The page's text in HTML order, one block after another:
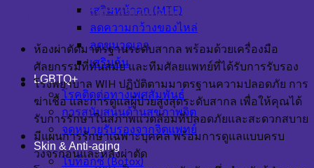
เสริมหน้าอก (MTF)
ลดความกว้างของไหล่
ลดขนาดเอว
เสริมก้น
LGBTQ+
โรคติดต่อทางเพศสัมพันธ์
การสนับสนุนด้านสุขภาพจิต
จดหมายรับรองจากจิตแพทย์
Skin & Anti-aging
โบท็อกซ์ (Botox)
ศัลยกรรมใต้คางของคุณ?
ห้องผ่าตัดมาตรฐานระดับสากล พร้อมด้วยเครื่องมือ
ศัลยกรรมที่ทันสมัย และทีมศัลยแพทย์ที่ได้รับการรับรอง
โรงพยาบาล WIH ปฏิบัติตามมาตรฐานความปลอดภัย การ
ฆ่าเชื้อ และการดูแลผู้ป่วยสูงสุดระดับสากล เพื่อให้คุณได้
รับการรักษาในสภาพแวดล้อมที่ปลอดภัยและสะดวกสบาย
มีแผนการรักษาเฉพาะบุคคล พร้อมการดูแลแบบครบ
วงจรก่อนและหลังผ่าตัด